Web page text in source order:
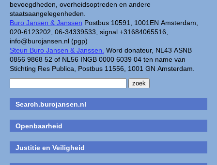
bevoegdheden, overheidsoptreden en andere
staatsaangelegenheden.
Buro Jansen & Janssen Postbus 10591, 1001EN Amsterdam,
020-6123202, 06-34339533, signal +31684065516,
info@burojansen.nl (pgp)
Steun Buro Jansen & Janssen. Word donateur, NL43 ASNB
0856 9868 52 of NL56 INGB 0000 6039 04 ten name van
Stichting Res Publica, Postbus 11556, 1001 GN Amsterdam.
Search.burojansen.nl
Openbaarheid
Justitie en Veiligheid